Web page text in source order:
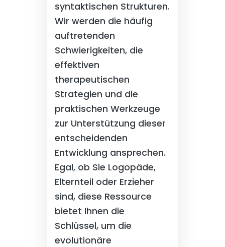
syntaktischen Strukturen.
Wir werden die häufig
auftretenden
Schwierigkeiten, die
effektiven
therapeutischen
Strategien und die
praktischen Werkzeuge
zur Unterstützung dieser
entscheidenden
Entwicklung ansprechen.
Egal, ob Sie Logopäde,
Elternteil oder Erzieher
sind, diese Ressource
bietet Ihnen die
Schlüssel, um die
evolutionäre